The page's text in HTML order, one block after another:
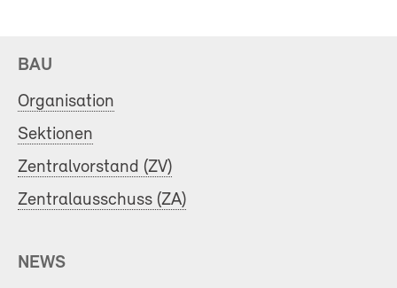
BAU
Organisation
Sektionen
Zentralvorstand (ZV)
Zentralausschuss (ZA)
NEWS